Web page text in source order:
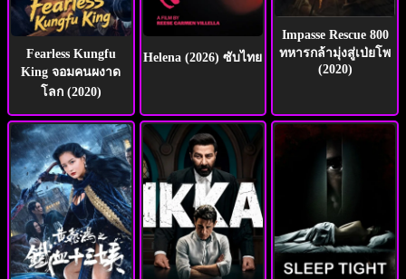
Fearless Kungfu
King จอมคนผงาด
โลก (2020)
Helena (2026) ซับไทย
Impasse Rescue 800
ทหารกล้ามุ่งสู่เป่ยโพ
(2020)